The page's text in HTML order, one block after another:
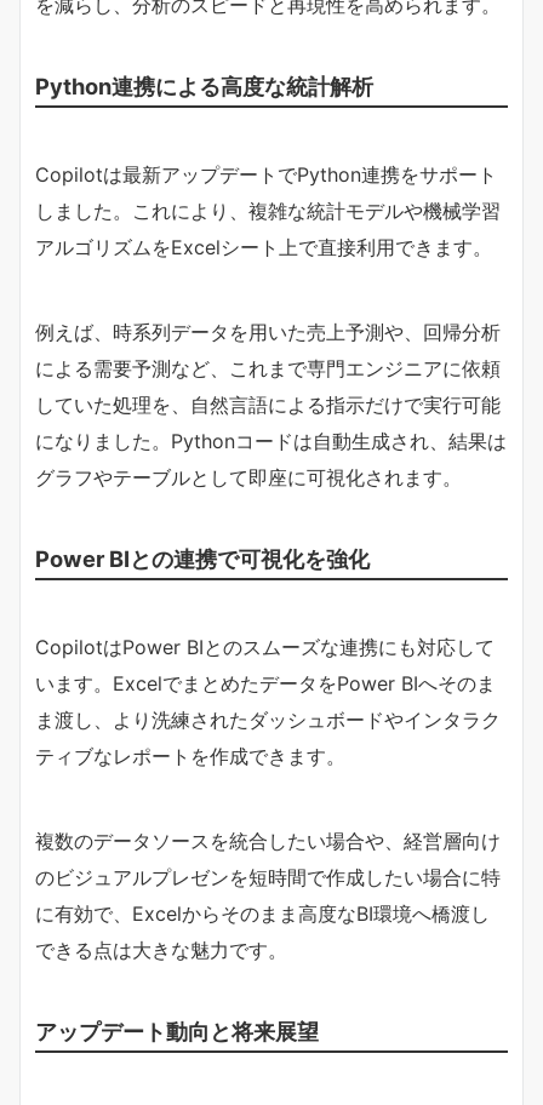
Python連携による高度な統計解析
Copilotは最新アップデートでPython連携をサポート
しました。これにより、複雑な統計モデルや機械学習
アルゴリズムをExcelシート上で直接利用できます。
例えば、時系列データを用いた売上予測や、回帰分析
による需要予測など、これまで専門エンジニアに依頼
していた処理を、自然言語による指示だけで実行可能
になりました。Pythonコードは自動生成され、結果は
グラフやテーブルとして即座に可視化されます。
Power BIとの連携で可視化を強化
CopilotはPower BIとのスムーズな連携にも対応して
います。ExcelでまとめたデータをPower BIへそのま
ま渡し、より洗練されたダッシュボードやインタラク
ティブなレポートを作成できます。
複数のデータソースを統合したい場合や、経営層向け
のビジュアルプレゼンを短時間で作成したい場合に特
に有効で、Excelからそのまま高度なBI環境へ橋渡し
できる点は大きな魅力です。
アップデート動向と将来展望